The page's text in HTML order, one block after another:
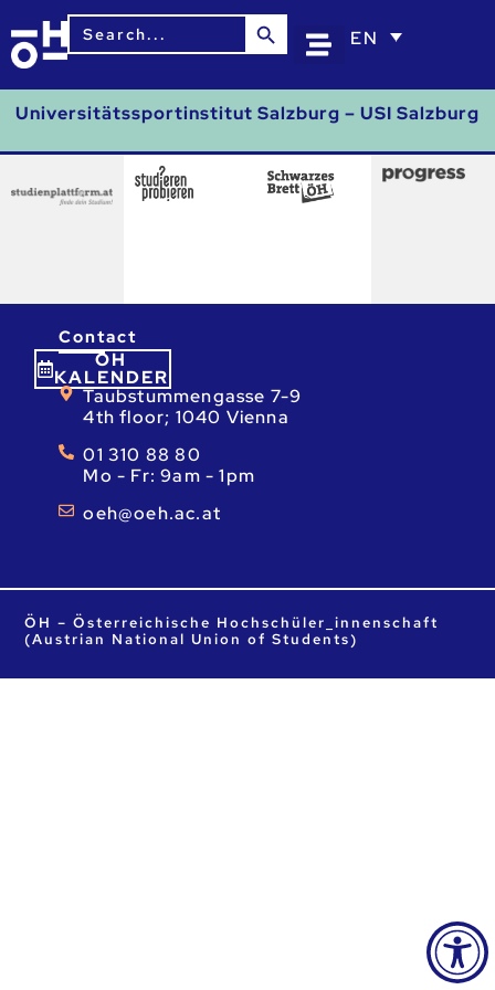
Search
for:
Search Button
EN
Universitätssportinstitut Salzburg – USI Salzburg
ÖH
KALENDER
Contact
Taubstummengasse 7-9
4th floor; 1040 Vienna
01 310 88 80
Mo - Fr: 9am - 1pm
ta.ca.heo@heo
ÖH – Österreichische Hochschüler_innenschaft
(Austrian National Union of Students)